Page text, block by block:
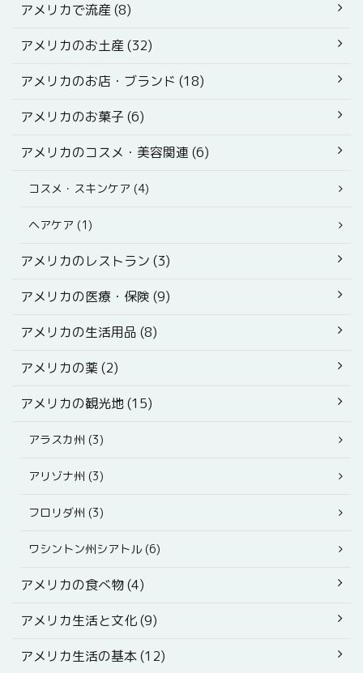
アメリカで流産 (8)
アメリカのお土産 (32)
アメリカのお店・ブランド (18)
アメリカのお菓子 (6)
アメリカのコスメ・美容関連 (6)
コスメ・スキンケア (4)
ヘアケア (1)
アメリカのレストラン (3)
アメリカの医療・保険 (9)
アメリカの生活用品 (8)
アメリカの薬 (2)
アメリカの観光地 (15)
アラスカ州 (3)
アリゾナ州 (3)
フロリダ州 (3)
ワシントン州シアトル (6)
アメリカの食べ物 (4)
アメリカ生活と文化 (9)
アメリカ生活の基本 (12)